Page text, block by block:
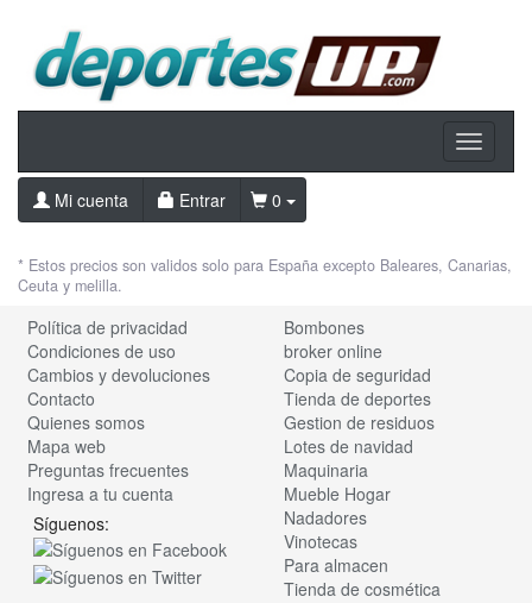
Toggle
Mi cuenta
Entrar 0
* Estos precios son validos solo para España excepto Baleares, Canarias,
Ceuta y melilla.
Política de privacidad
Condiciones de uso
Cambios y devoluciones
Contacto
Quienes somos
Mapa web
Preguntas frecuentes
Ingresa a tu cuenta
Síguenos:
Bombones
broker online
Copia de seguridad
Tienda de deportes
Gestion de residuos
Lotes de navidad
Maquinaria
Mueble Hogar
Nadadores
Vinotecas
Para almacen
Tienda de cosmética